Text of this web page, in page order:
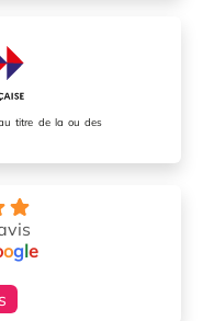
titre de la ou des
ogle